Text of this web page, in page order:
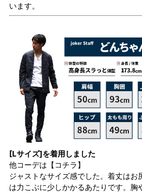
います。
[Lサイズ]を着用しました
他コーデは 【コチラ】
ジャストなサイズ感でした。着丈はお
は力こぶに少しかかるあたりです。胸